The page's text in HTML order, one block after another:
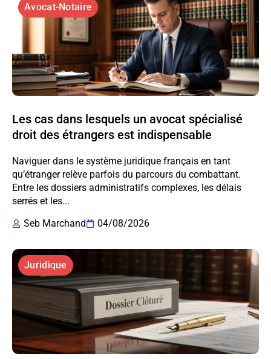
Avocat-Notaire
Les cas dans lesquels un avocat spécialisé
droit des étrangers est indispensable
Naviguer dans le système juridique français en tant
qu’étranger relève parfois du parcours du combattant.
Entre les dossiers administratifs complexes, les délais
serrés et les...
Seb Marchand
04/08/2026
Juridique